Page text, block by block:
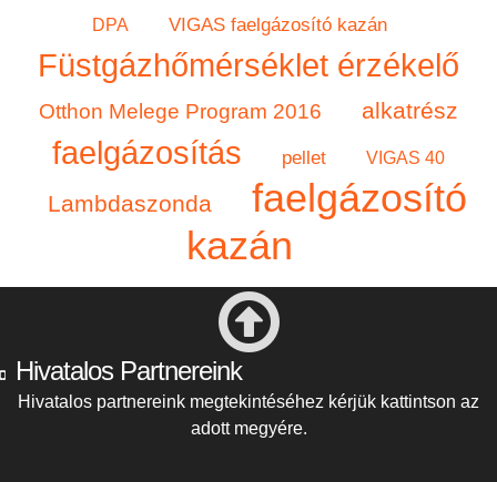
DPA VIGAS faelgázosító kazán
Füstgázhőmérséklet érzékelő
Otthon Melege Program 2016 alkatrész
faelgázosítás pellet VIGAS 40
Lambdaszonda
faelgázosító
kazán
Hivatalos Partnereink
Hivatalos partnereink megtekintéséhez kérjük kattintson az
adott megyére.